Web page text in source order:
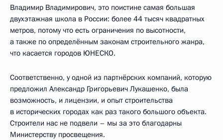
Владимир Владимирович, это поистине самая большая
двухэтажная школа в России: более 44 тысяч квадратных
метров, потому что есть ограничения по высотности,
а также по определённым законам строительного жанра,
что касается городов ЮНЕСКО.
Соответственно, у одной из партнёрских компаний, которую
предложил Александр Григорьевич Лукашенко, была
возможность, и лицензии, и опыт строительства
в исторических городах как раз такого большого объекта.
Строители нас не подвели – мы за это благодарны
Министерству просвещения.